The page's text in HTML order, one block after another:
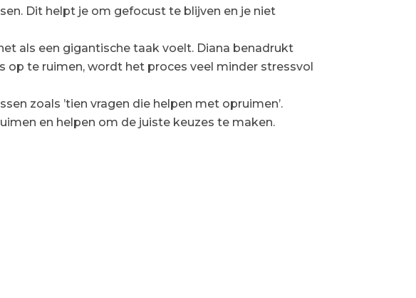
Dit helpt je om gefocust te blijven en je niet
als een gigantische taak voelt. Diana benadrukt
op te ruimen, wordt het proces veel minder stressvol
zoals ’tien vragen die helpen met opruimen’.
en helpen om de juiste keuzes te maken.